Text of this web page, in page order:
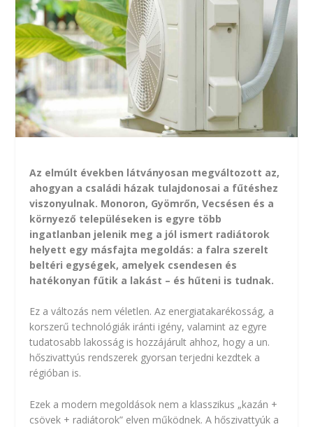
Az elmúlt években látványosan megváltozott az,
ahogyan a családi házak tulajdonosai a fűtéshez
viszonyulnak. Monoron, Gyömrőn, Vecsésen és a
környező településeken is egyre több
ingatlanban jelenik meg a jól ismert radiátorok
helyett egy másfajta megoldás: a falra szerelt
beltéri egységek, amelyek csendesen és
hatékonyan fűtik a lakást – és hűteni is tudnak.
Ez a változás nem véletlen. Az energiatakarékosság, a
korszerű technológiák iránti igény, valamint az egyre
tudatosabb lakosság is hozzájárult ahhoz, hogy a un.
hőszivattyús rendszerek gyorsan terjedni kezdtek a
régióban is.
Ezek a modern megoldások nem a klasszikus „kazán +
csövek + radiátorok” elven működnek. A hőszivattyúk a